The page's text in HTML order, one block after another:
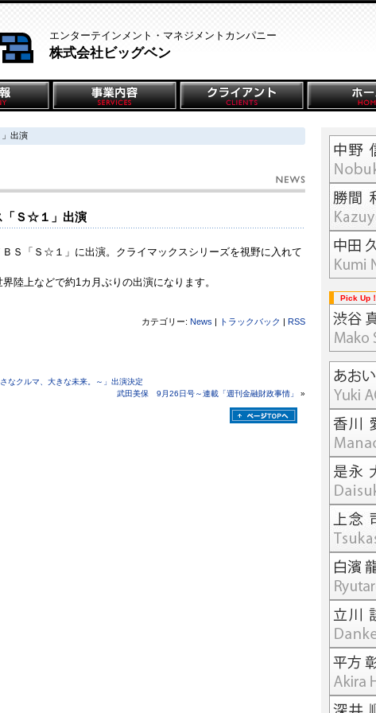
エンターテインメント・マネジメントカンパニー
株式会社ビッグベン
出演
「Ｓ☆１」出演
Ｓ「Ｓ☆１」に出演。クライマックスシリーズを視野に入れて
陸上などで約1カ月ぶりの出演になります。
カテゴリー: News | トラックバック | RSS
クルマ、大きな未来。～」出演決定
武田美保 9月26日号～連載「週刊金融財政事情」
»
Pick Up！